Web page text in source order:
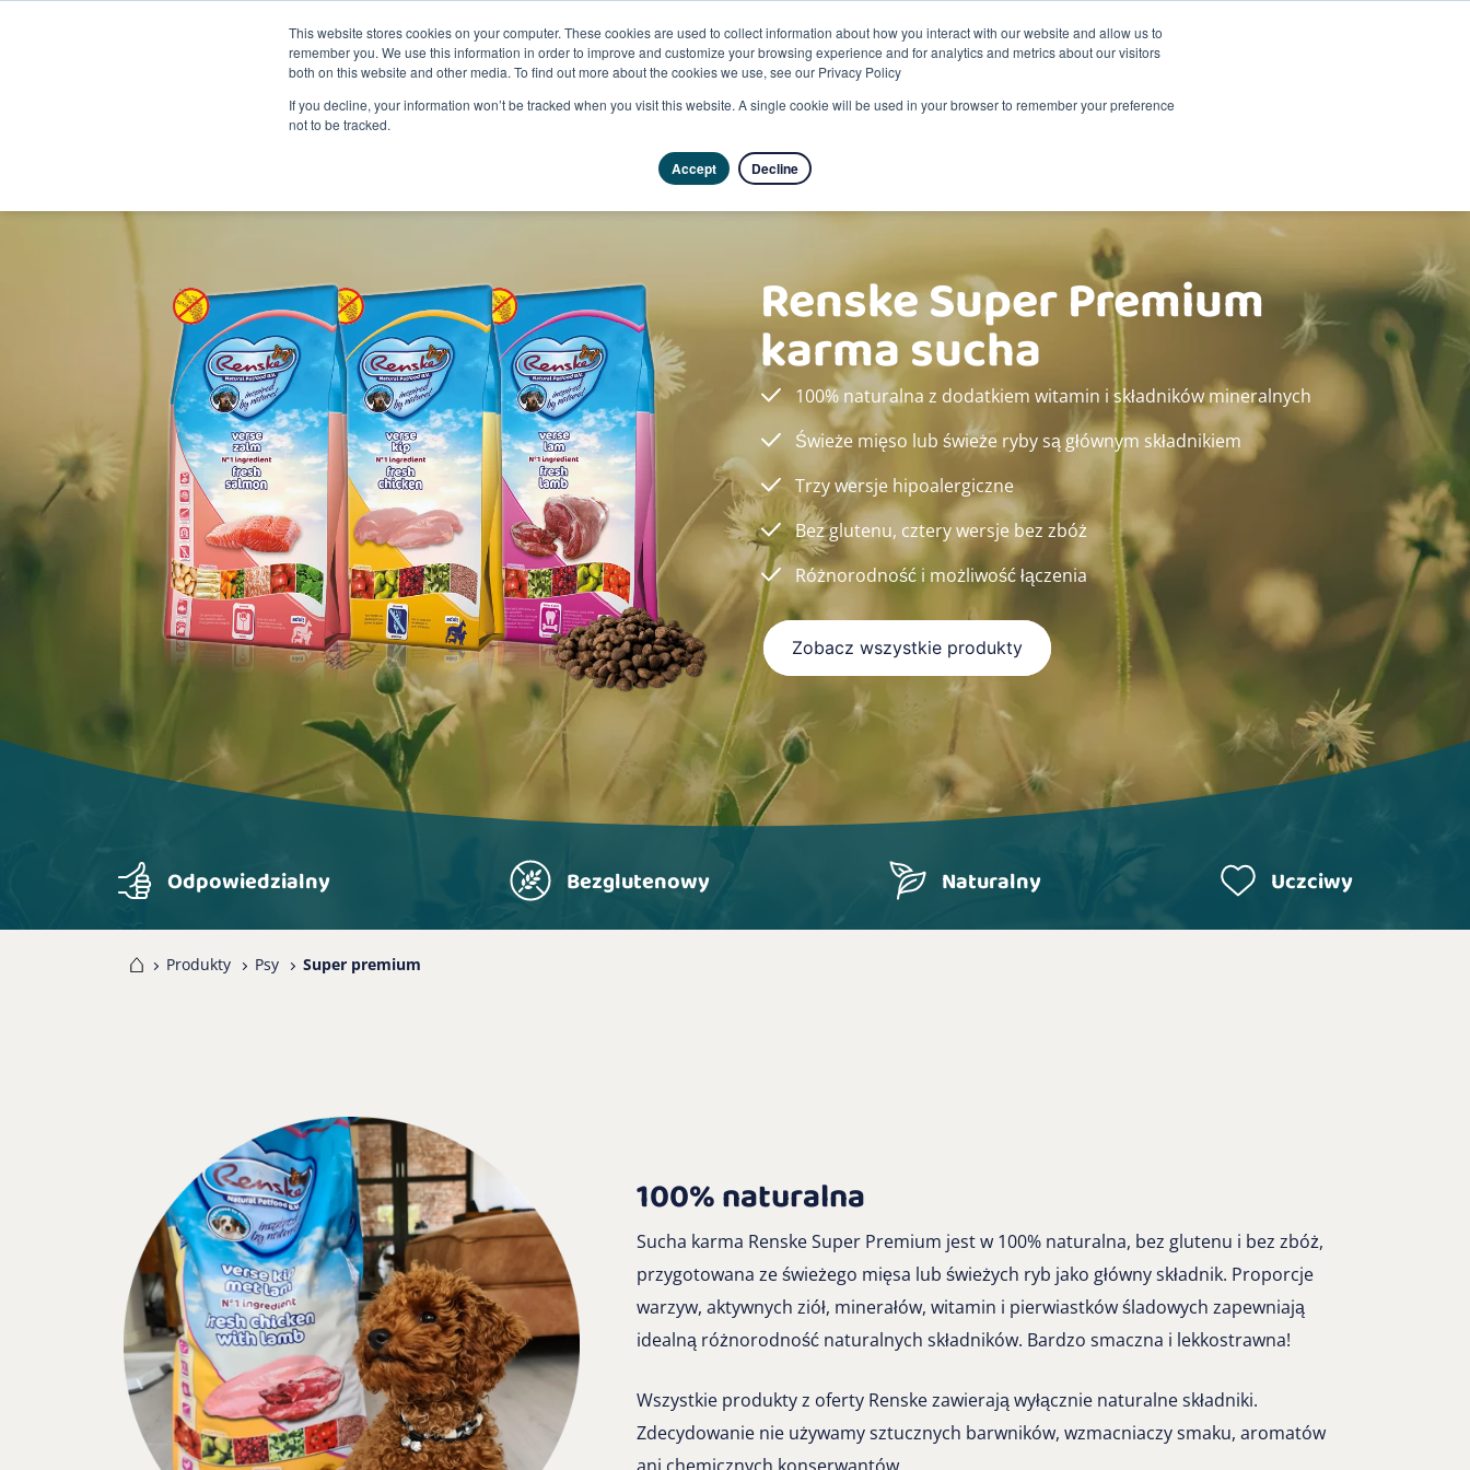
This website stores cookies on your computer. These cookies are used to collect information about how you interact with our website and allow us to
remember you. We use this information in order to improve and customize your browsing experience and for analytics and metrics about our visitors
both on this website and other media. To find out more about the cookies we use, see our Privacy Policy
If you decline, your information won’t be tracked when you visit this website. A single cookie will be used in your browser to remember your preference
not to be tracked.
Accept Decline
Renske Super Premium
karma sucha
100% naturalna z dodatkiem witamin i składników mineralnych
Świeże mięso lub świeże ryby są głównym składnikiem
Trzy wersje hipoalergiczne
Bez glutenu, cztery wersje bez zbóż
Różnorodność i możliwość łączenia
Zobacz wszystkie produkty
Odpowiedzialny Bezglutenowy Naturalny Uczciwy
Produkty Psy Super premium
100% naturalna
Sucha karma Renske Super Premium jest w 100% naturalna, bez glutenu i bez zbóż,
przygotowana ze świeżego mięsa lub świeżych ryb jako główny składnik. Proporcje
warzyw, aktywnych ziół, minerałów, witamin i pierwiastków śladowych zapewniają
idealną różnorodność naturalnych składników. Bardzo smaczna i lekkostrawna!
Wszystkie produkty z oferty Renske zawierają wyłącznie naturalne składniki.
Zdecydowanie nie używamy sztucznych barwników, wzmacniaczy smaku, aromatów